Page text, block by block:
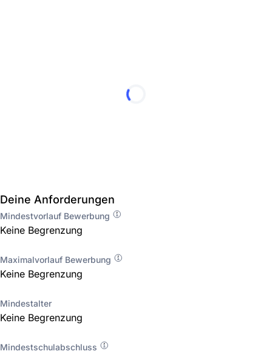
Deine Anforderungen
Mindestvorlauf Bewerbung
Keine Begrenzung
Maximalvorlauf Bewerbung
Keine Begrenzung
Mindestalter
Keine Begrenzung
Mindestschulabschluss